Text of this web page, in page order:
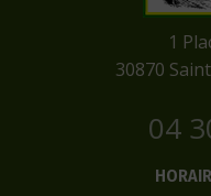
​1
​30870
04